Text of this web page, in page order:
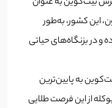
این کشور، به‌طور
و در بزنگاه‌های حیاتی
بیت‌کوین به پایین‌ترین
کرد و بوکله از این فرصت طلایی